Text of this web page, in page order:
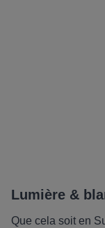
Lumière &
Que cela soit en